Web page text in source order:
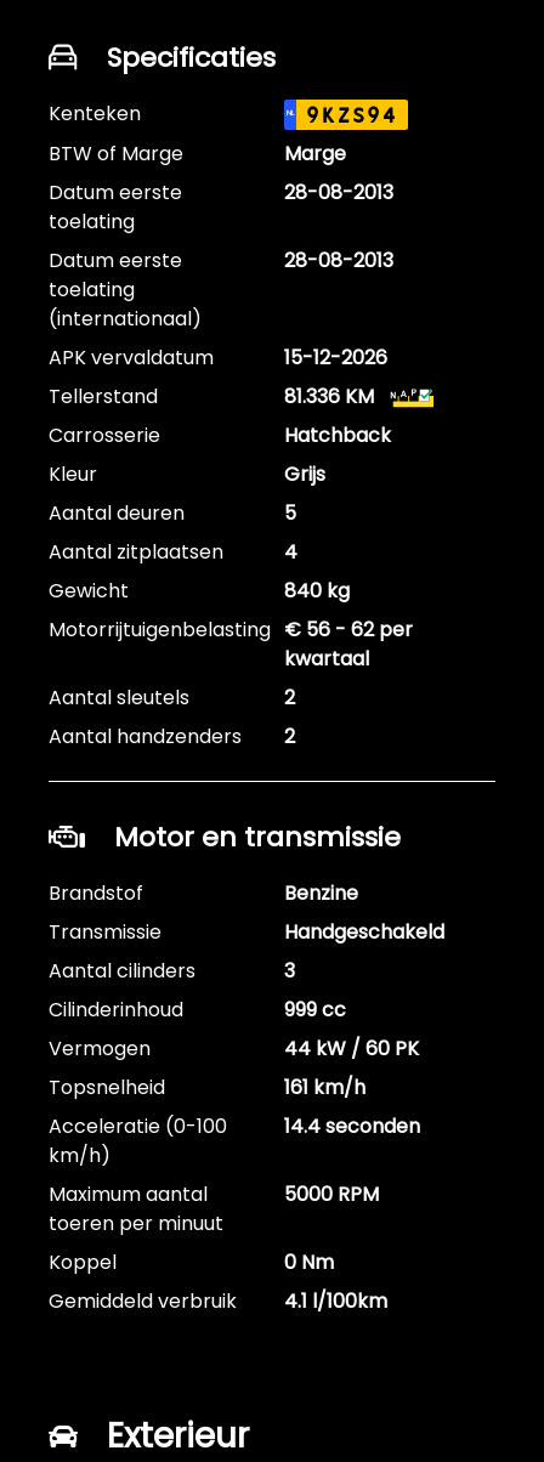
Specificaties
Kenteken NL 9KZS94
BTW of Marge
Marge
Datum eerste
toelating
28-08-2013
Datum eerste
toelating
(internationaal)
28-08-2013
APK vervaldatum
15-12-2026
Tellerstand
81.336 KM
Carrosserie
Hatchback
Kleur
Grijs
Aantal deuren
5
Aantal zitplaatsen
4
Gewicht
840 kg
Motorrijtuigenbelasting € 56 - 62 per
kwartaal
Aantal sleutels
2
Aantal handzenders
2
Motor en transmissie
Brandstof
Benzine
Transmissie
Handgeschakeld
Aantal cilinders
3
Cilinderinhoud
999 cc
Vermogen
44 kW / 60 PK
Topsnelheid
161 km/h
Acceleratie (0-100
km/h)
14.4 seconden
Maximum aantal
toeren per minuut
5000 RPM
Koppel
0 Nm
Gemiddeld verbruik
4.1 l/100km
Exterieur